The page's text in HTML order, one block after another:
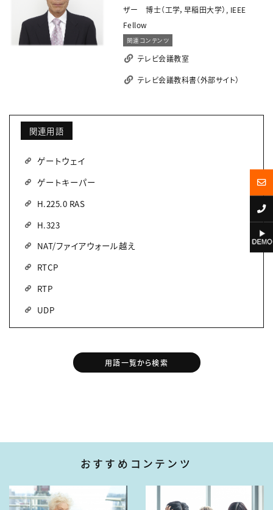
ザー 博士（工学，早稲田大学）, IEEE
Fellow
関連コンテンツ
テレビ会議教室
テレビ会議教科書（外部サイト）
関連用語
ゲートウェイ
ゲートキーパー
H.225.0 RAS
H.323
NAT/ファイアウォール越え
RTCP
RTP
UDP
用語一覧から検索
おすすめコンテンツ